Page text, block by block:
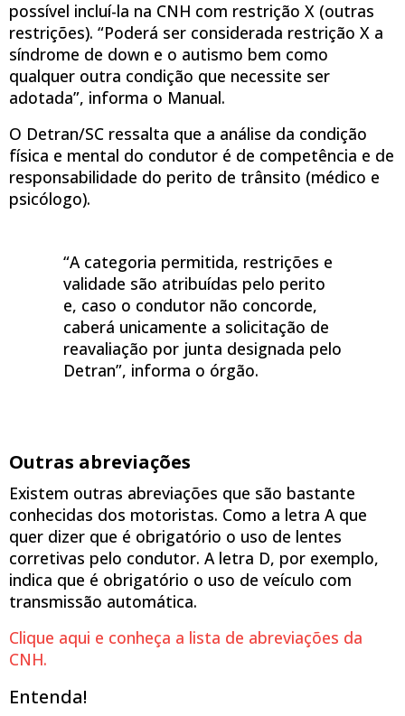
possível incluí-la na CNH com restrição X (outras
restrições). “Poderá ser considerada restrição X a
síndrome de down e o autismo bem como
qualquer outra condição que necessite ser
adotada”, informa o Manual.
O Detran/SC ressalta que a análise da condição
física e mental do condutor é de competência e de
responsabilidade do perito de trânsito (médico e
psicólogo).
“A categoria permitida, restrições e
validade são atribuídas pelo perito
e, caso o condutor não concorde,
caberá unicamente a solicitação de
reavaliação por junta designada pelo
Detran”, informa o órgão.
Outras abreviações
Existem outras abreviações que são bastante
conhecidas dos motoristas. Como a letra A que
quer dizer que é obrigatório o uso de lentes
corretivas pelo condutor. A letra D, por exemplo,
indica que é obrigatório o uso de veículo com
transmissão automática.
Clique aqui e conheça a lista de abreviações da
CNH.
Entenda!